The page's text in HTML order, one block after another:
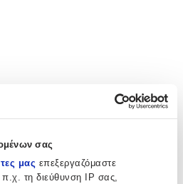
σας
μας επεξεργαζόμαστε
τη διεύθυνση IP σας,